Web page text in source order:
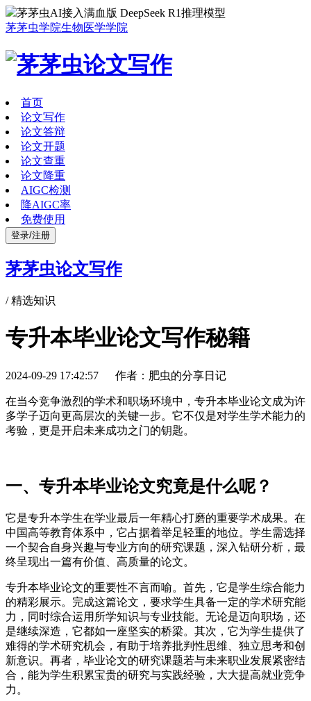
茅茅虫AI接入满血版 DeepSeek R1推理模型
茅茅虫学院生物医学学院
首页
论文写作
论文答辩
论文开题
论文查重
论文降重
AIGC检测
降AIGC率
免费使用
登录/注册
茅茅虫论文写作
/精选知识
专升本毕业论文写作秘籍
2024-09-29 17:42:57 作者：肥虫的分享日记
在当今竞争激烈的学术和职场环境中，专升本毕业论文成为许
多学子迈向更高层次的关键一步。它不仅是对学生学术能力的
考验，更是开启未来成功之门的钥匙。
一、专升本毕业论文究竟是什么呢？
它是专升本学生在学业最后一年精心打磨的重要学术成果。在
中国高等教育体系中，它占据着举足轻重的地位。学生需选择
一个契合自身兴趣与专业方向的研究课题，深入钻研分析，最
终呈现出一篇有价值、高质量的论文。
专升本毕业论文的重要性不言而喻。首先，它是学生综合能力
的精彩展示。完成这篇论文，要求学生具备一定的学术研究能
力，同时综合运用所学知识与专业技能。无论是迈向职场，还
是继续深造，它都如一座坚实的桥梁。其次，它为学生提供了
难得的学术研究机会，有助于培养批判性思维、独立思考和创
新意识。再者，毕业论文的研究课题若与未来职业发展紧密结
合，能为学生积累宝贵的研究与实践经验，大大提高就业竞争
力。